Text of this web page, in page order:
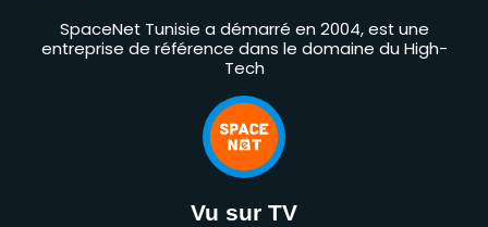
SpaceNet Tunisie a démarré en 2004, est une
entreprise de référence dans le domaine du High-
Tech
Vu sur TV